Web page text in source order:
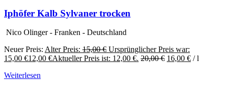
Iphöfer Kalb Sylvaner trocken
Nico Olinger - Franken - Deutschland
Neuer Preis: Alter Preis: 15,00€ Ursprünglicher Preis war:
15,00 €12,00 €Aktueller Preis ist: 12,00 €. 20,00€ 16,00 € /l
Weiterlesen